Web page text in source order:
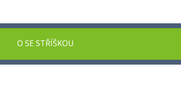
O SE STŘÍŠKOU